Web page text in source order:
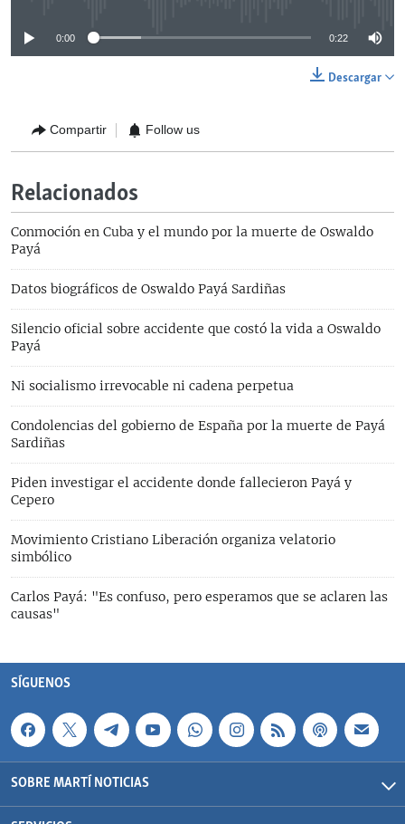
0:00 0:22
Descargar
Compartir Follow us
Relacionados
Conmoción en Cuba y el mundo por la muerte de Oswaldo
Payá
Datos biográficos de Oswaldo Payá Sardiñas
Silencio oficial sobre accidente que costó la vida a Oswaldo
Payá
Ni socialismo irrevocable ni cadena perpetua
Condolencias del gobierno de España por la muerte de Payá
Sardiñas
Piden investigar el accidente donde fallecieron Payá y
Cepero
Movimiento Cristiano Liberación organiza velatorio
simbólico
Carlos Payá: "Es confuso, pero esperamos que se aclaren las
causas"
SÍGUENOS
SOBRE MARTÍ NOTICIAS